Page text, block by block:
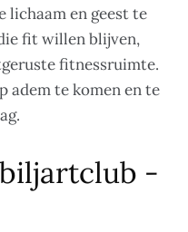
lichaam en geest te
fit willen blijven,
fitnessruimte.
adem te komen en te
-